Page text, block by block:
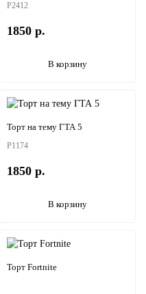
P2412
1850 р.
В корзину
Торт на тему ГТА 5
P1174
1850 р.
В корзину
Торт Fortnite